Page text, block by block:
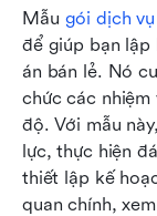
Mẫu gói dịch
để giúp bạn lập
án bán lẻ. Nó
chức các
độ. Với mẫu
lực, thực hiện
thiết lập kế
quan chính,